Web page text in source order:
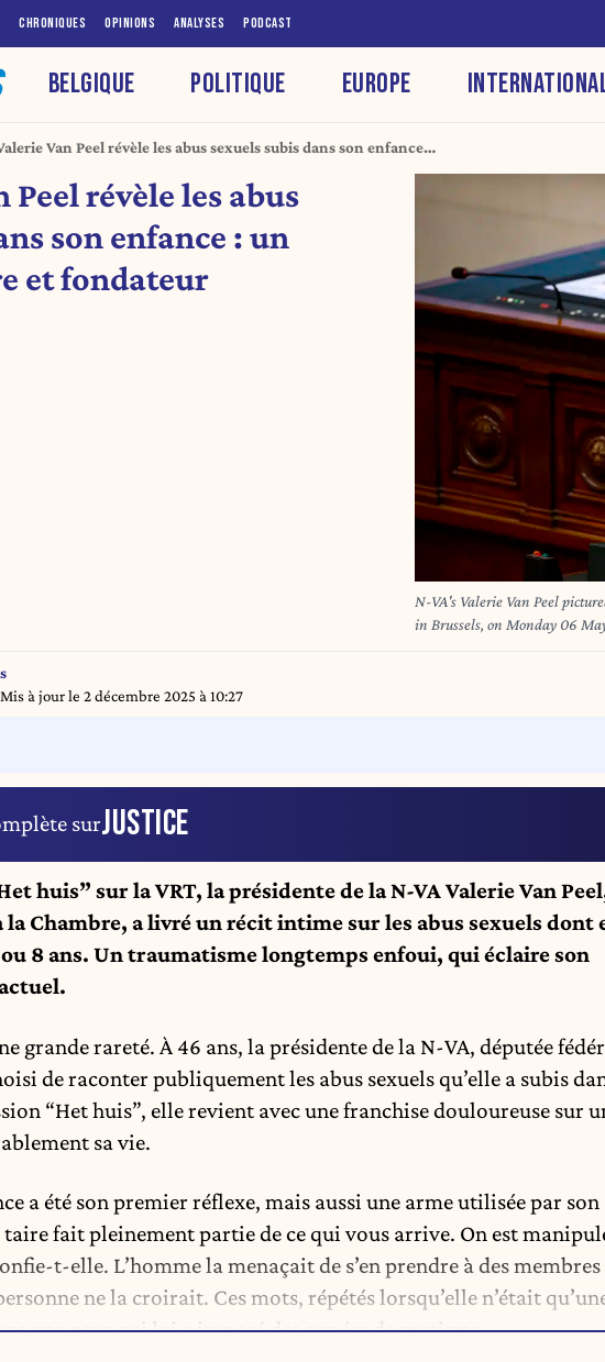
CHRONIQUES OPINIONS ANALYSES PODCAST
BELGIQUE POLITIQUE EUROPE
Van Peel révèle les abus sexuels subis dans son enfance :
Peel révèle les abus
son enfance : un
et fondateur
N-VA's Valerie Van Peel
in Brussels, on Monday 06
à jour le 2 décembre 2025 à 10:27
surJUSTICE
huis” sur la VRT, la présidente de la N-VA Valerie Van
Chambre, a livré un récit intime sur les abus sexuels dont
ou 8 ans. Un traumatisme longtemps enfoui, qui éclaire son
grande rareté. À 46 ans, la présidente de la N-VA, députée
de raconter publiquement les abus sexuels qu’elle a subis
“Het huis”, elle revient avec une franchise douloureuse sur
sa vie.
a été son premier réflexe, mais aussi une arme utilisée par son
taire fait pleinement partie de ce qui vous arrive. On est
t-elle. L’homme la menaçait de s’en prendre à des membres
ne la croirait. Ces mots, répétés lorsqu’elle n’était
une peur qui lui a imposé des années de mutisme.